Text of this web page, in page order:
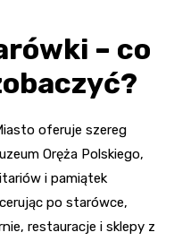
– co
oferuje szereg
Oręża Polskiego,
i pamiątek
po starówce,
restauracje i sklepy z